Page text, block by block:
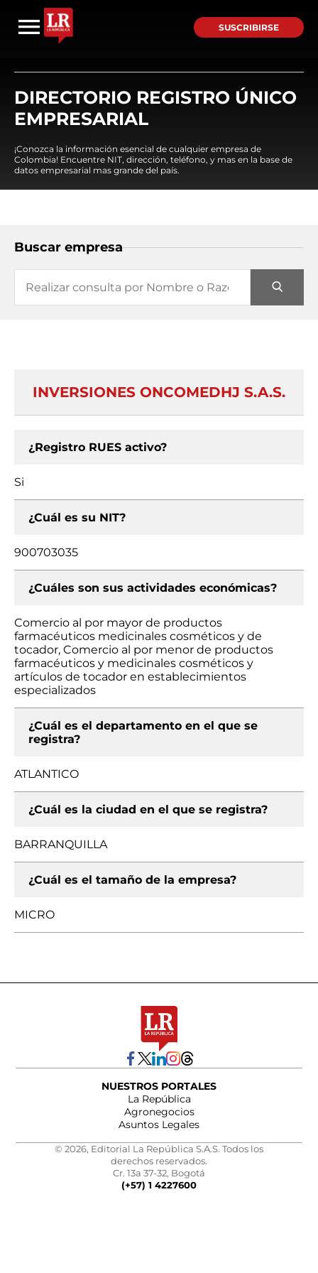
SUSCRIBIRSE
DIRECTORIO REGISTRO ÚNICO
EMPRESARIAL
¡Conozca la información esencial de cualquier empresa de
Colombia! Encuentre NIT, dirección, teléfono, y mas en la base de
datos empresarial mas grande del país.
Buscar empresa
INVERSIONES ONCOMEDHJ S.A.S.
¿Registro RUES activo?
Si
¿Cuál es su NIT?
900703035
¿Cuáles son sus actividades económicas?
Comercio al por mayor de productos
farmacéuticos medicinales cosméticos y de
tocador, Comercio al por menor de productos
farmacéuticos y medicinales cosméticos y
artículos de tocador en establecimientos
especializados
¿Cuál es el departamento en el que se
registra?
ATLANTICO
¿Cuál es la ciudad en el que se registra?
BARRANQUILLA
¿Cuál es el tamaño de la empresa?
MICRO
NUESTROS PORTALES
La República
Agronegocios
Asuntos Legales
© 2026, Editorial La República S.A.S. Todos los
derechos reservados.
Cr. 13a 37-32, Bogotá
(+57) 1 4227600